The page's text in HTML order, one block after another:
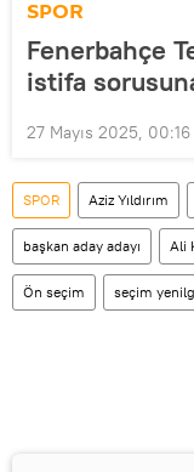
SPOR
Fenerbahçe
istifa
27 Mayıs 2025, 00:16
SPOR Aziz Yıldırım
başkan aday adayı Ali
Ön seçim seçim